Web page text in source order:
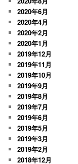
2020年6月
2020年4月
2020年2月
2020年1月
2019年12月
2019年11月
2019年10月
2019年9月
2019年8月
2019年7月
2019年6月
2019年5月
2019年3月
2019年2月
2018年12月